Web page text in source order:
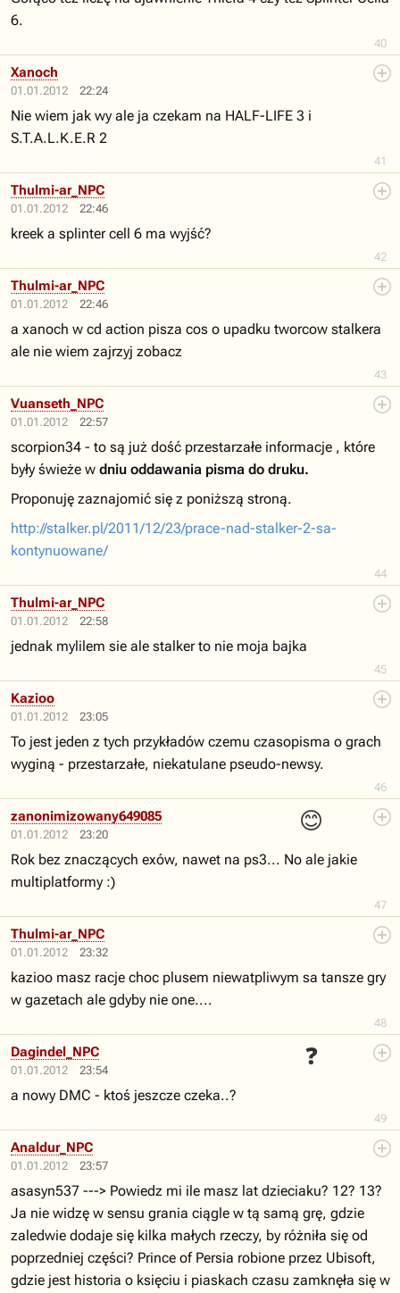
40
6.
01.01.2012 22:24
41
Xanoch
Nie wiem jak wy ale ja czekam na HALF-LIFE 3 i
S.T.A.L.K.E.R 2
01.01.2012 22:46
42
Thulmi-ar_NPC
kreek a splinter cell 6 ma wyjść?
01.01.2012 22:46
43
Thulmi-ar_NPC
a xanoch w cd action pisza cos o upadku tworcow stalkera
ale nie wiem zajrzyj zobacz
01.01.2012 22:57
44
Vuanseth_NPC
scorpion34 - to są już dość przestarzałe informacje , które
były świeże w dniu oddawania pisma do druku.
Proponuję zaznajomić się z poniższą stroną.
http://stalker.pl/2011/12/23/prace-nad-stalker-2-sa-
kontynuowane/
01.01.2012 22:58
45
Thulmi-ar_NPC
jednak mylilem sie ale stalker to nie moja bajka
01.01.2012 23:05
46
Kazioo
To jest jeden z tych przykładów czemu czasopisma o grach
wyginą - przestarzałe, niekatulane pseudo-newsy.
01.01.2012 23:20
😊
47
zanonimizowany649085
Rok bez znaczących exów, nawet na ps3... No ale jakie
multiplatformy :)
01.01.2012 23:32
48
Thulmi-ar_NPC
kazioo masz racje choc plusem niewatpliwym sa tansze gry
w gazetach ale gdyby nie one....
01.01.2012 23:54
❓
49
Dagindel_NPC
a nowy DMC - ktoś jeszcze czeka..?
01.01.2012 23:57
Analdur_NPC
asasyn537 ---> Powiedz mi ile masz lat dzieciaku? 12? 13?
Ja nie widzę w sensu grania ciągle w tą samą grę, gdzie
zaledwie dodaje się kilka małych rzeczy, by różniła się od
poprzedniej części? Prince of Persia robione przez Ubisoft,
gdzie jest historia o księciu i piaskach czasu zamknęła się w